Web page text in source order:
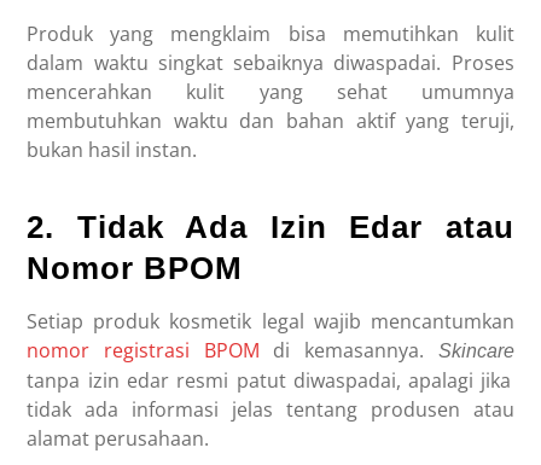
Produk yang mengklaim bisa memutihkan kulit
dalam waktu singkat sebaiknya diwaspadai. Proses
mencerahkan kulit yang sehat umumnya
membutuhkan waktu dan bahan aktif yang teruji,
bukan hasil instan.
2. Tidak Ada Izin Edar atau
Nomor BPOM
Setiap produk kosmetik legal wajib mencantumkan
nomor registrasi BPOM di kemasannya. Skincare
tanpa izin edar resmi patut diwaspadai, apalagi jika
tidak ada informasi jelas tentang produsen atau
alamat perusahaan.